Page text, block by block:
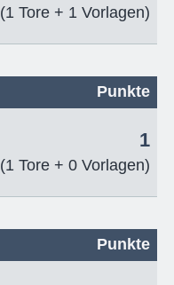
(1 Tore + 1 Vorlagen)
Punkte
1
(1 Tore + 0 Vorlagen)
Punkte